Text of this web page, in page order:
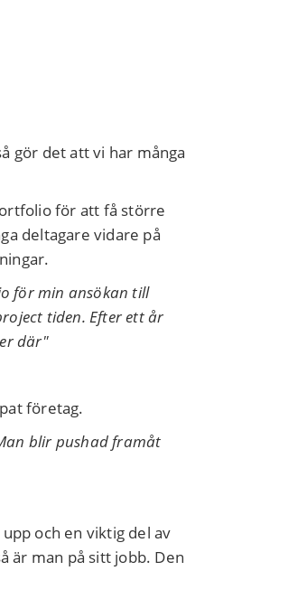
gör det att vi har många
för att få större
deltagare vidare på
för min ansökan till
tiden. Efter ett år
där"
företag.
blir pushad framåt
och en viktig del av
är man på sitt jobb. Den